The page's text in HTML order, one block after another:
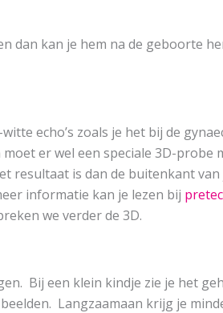
dan kan je hem na de geboorte
echo’s zoals je het bij de
er wel een speciale 3D-probe
resultaat is dan de buitenkant van
informatie kan je lezen bij
we verder de 3D.
Bij een klein kindje zie je het
Langzaamaan krijg je